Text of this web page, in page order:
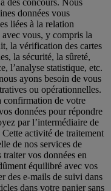
des concours. Nous
données vous
liées à la relation
vous, y compris la
la vérification des cartes
la sécurité, la sûreté,
l’analyse statistique, etc.
ayons besoin de vous
ou opérationnelles.
confirmation de votre
données pour répondre
par l’intermédiaire de
activité de traitement
de nos services de
vos données en
équilibré avec vos
des e-mails de suivi dans
dans votre panier sans